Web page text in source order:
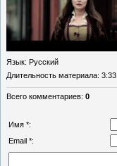
Язык: Русский
Длительность материала: 3:33
Всего комментариев: 0
Имя *:
Email *: